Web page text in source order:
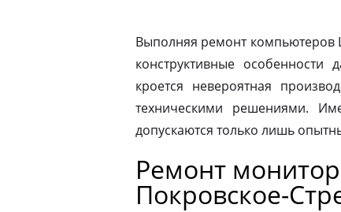
Выполняя ремонт компьютеров
конструктивные
кроется невероятная
техническими решениями.
допускаются только лишь
Ремонт
Покровское-